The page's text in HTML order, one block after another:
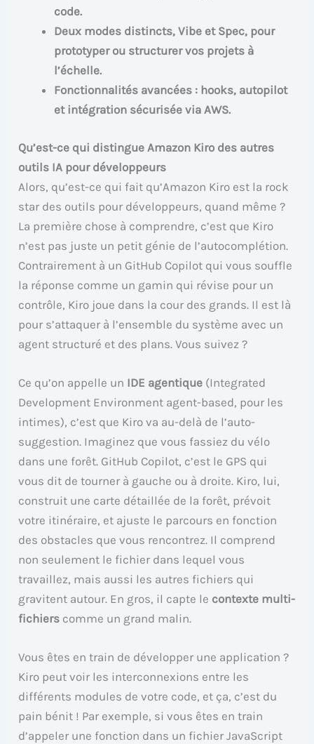
code.
Deux modes distincts, Vibe et Spec, pour
prototyper ou structurer vos projets à
l’échelle.
Fonctionnalités avancées : hooks, autopilot
et intégration sécurisée via AWS.
Qu’est-ce qui distingue Amazon Kiro des autres
outils IA pour développeurs
Alors, qu’est-ce qui fait qu’Amazon Kiro est la rock
star des outils pour développeurs, quand même ?
La première chose à comprendre, c’est que Kiro
n’est pas juste un petit génie de l’autocomplétion.
Contrairement à un GitHub Copilot qui vous souffle
la réponse comme un gamin qui révise pour un
contrôle, Kiro joue dans la cour des grands. Il est là
pour s’attaquer à l’ensemble du système avec un
agent structuré et des plans. Vous suivez ?
Ce qu’on appelle un IDE agentique (Integrated
Development Environment agent-based, pour les
intimes), c’est que Kiro va au-delà de l’auto-
suggestion. Imaginez que vous fassiez du vélo
dans une forêt. GitHub Copilot, c’est le GPS qui
vous dit de tourner à gauche ou à droite. Kiro, lui,
construit une carte détaillée de la forêt, prévoit
votre itinéraire, et ajuste le parcours en fonction
des obstacles que vous rencontrez. Il comprend
non seulement le fichier dans lequel vous
travaillez, mais aussi les autres fichiers qui
gravitent autour. En gros, il capte le contexte multi-
fichiers comme un grand malin.
Vous êtes en train de développer une application ?
Kiro peut voir les interconnexions entre les
différents modules de votre code, et ça, c’est du
pain bénit ! Par exemple, si vous êtes en train
d’appeler une fonction dans un fichier JavaScript